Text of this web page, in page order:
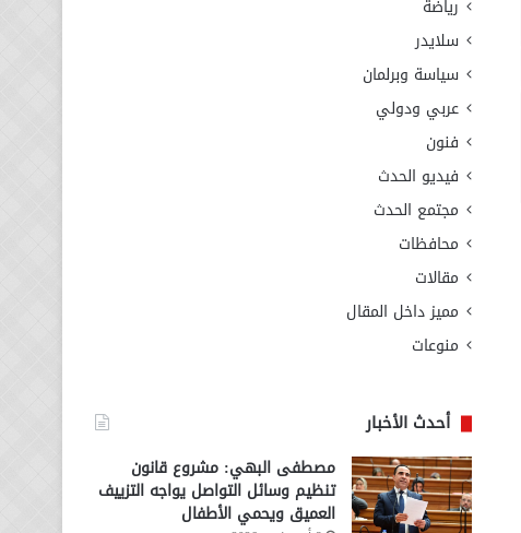
رياضة
سلايدر
سياسة وبرلمان
عربي ودولي
فنون
فيديو الحدث
مجتمع الحدث
محافظات
مقالات
مميز داخل المقال
منوعات
أحدث الأخبار
مصطفى البهي: مشروع قانون
تنظيم وسائل التواصل يواجه التزييف
العميق ويحمي الأطفال